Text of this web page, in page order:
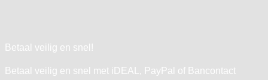
Betaal veilig en snel!
Betaal veilig en snel met iDEAL, PayPal of Bancontact